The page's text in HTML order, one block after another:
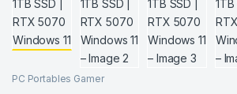
PC Portables Gamer